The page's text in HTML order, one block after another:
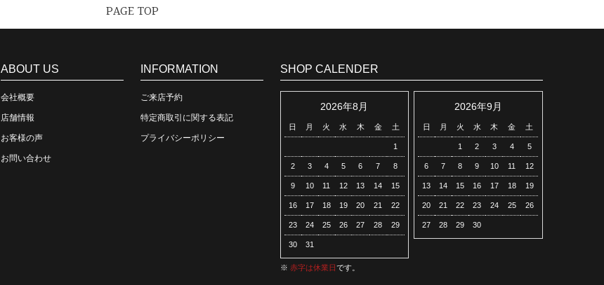
PAGE TOP
ABOUT US
会社概要
店舗情報
お客様の声
お問い合わせ
INFORMATION
ご来店予約
特定商取引に関する表記
プライバシーポリシー
SHOP CALENDER
2026年8月
日 月 火 水 木 金 土
1
2 3 4 5 6 7 8
9 10 11 12 13 14 15
16 17 18 19 20 21 22
23 24 25 26 27 28 29
30 31
2026年9月
日 月 火 水 木 金 土
1 2 3 4 5
6 7 8 9 10 11 12
13 14 15 16 17 18 19
20 21 22 23 24 25 26
27 28 29 30
※ 赤字は休業日です。